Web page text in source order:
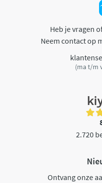
Heb je vragen
Neem contact op
(ma t/m
2.720
Ontvang onze